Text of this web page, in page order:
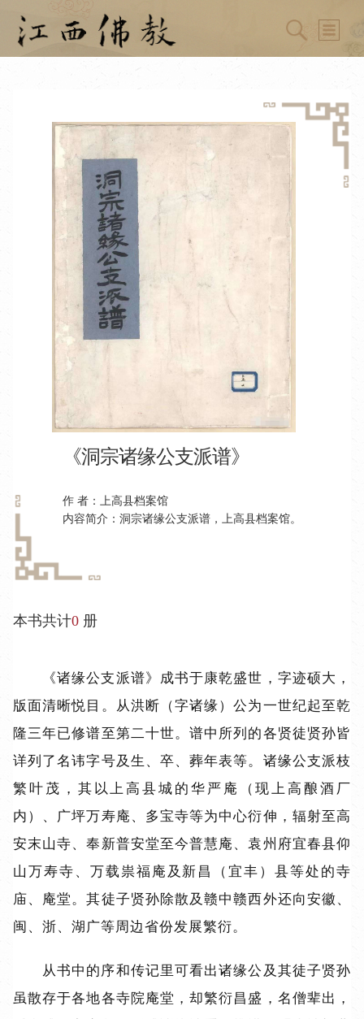
《洞宗诸缘公支派谱》
作 者：上高县档案馆
内容简介：洞宗诸缘公⽀派谱，上高县档案馆。
本书共计0 册
《诸缘公支派谱》
成书于康乾盛世，字迹硕大，
版面清晰悦目。从洪断（字诸缘）公为一世纪起至乾
隆三年已修谱至第二十世。谱中所列的各贤徒贤孙皆
详列了名讳字号及生、卒、葬年表等。诸缘公支派枝
繁叶茂，其以上高县城的华严庵（现上高酿酒厂
内）、广坪万寿庵、多宝寺等为中心衍伸，辐射至高
安末山寺、奉新普安堂至今普慧庵、袁州府宜春县仰
山万寿寺、万载祟福庵及新昌（宜丰）县等处的寺
庙、庵堂。其徒子贤孙除散及赣中赣西外还向安徽、
闽、浙、湖广等周边省份发展繁衍。
从书中的序和传记里可看出诸缘公及其徒子贤孙
虽散存于各地各寺院庵堂，却繁衍昌盛，名僧辈出，